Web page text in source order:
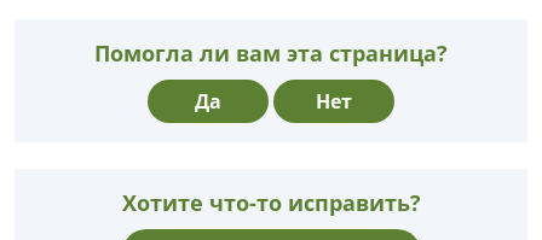
Помогла ли вам эта страница?
Да Нет
Хотите что-то исправить?